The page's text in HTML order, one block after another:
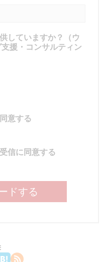
していますか？（ウ
援・コンサルティン
意する
信に同意する
ドする